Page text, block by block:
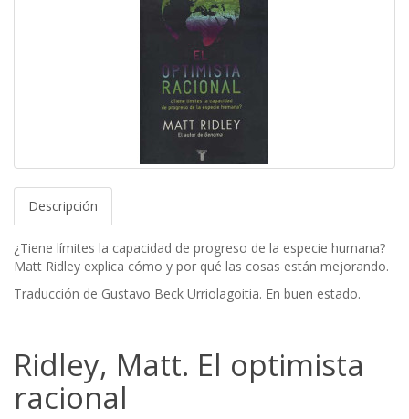
Descripción
¿Tiene límites la capacidad de progreso de la especie humana?
Matt Ridley explica cómo y por qué las cosas están mejorando.
Traducción de Gustavo Beck Urriolagoitia. En buen estado.
Ridley, Matt. El optimista
racional